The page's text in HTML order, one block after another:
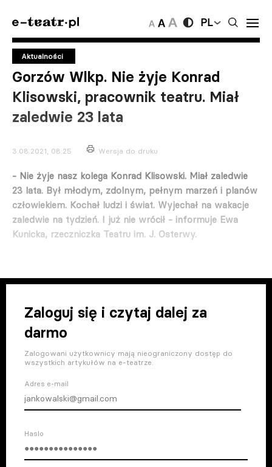
PL
Aktualności
Gorzów Wlkp. Nie żyje Konrad
Klisowski, pracownik teatru. Miał
zaledwie 23 lata
3.08.2021, 08:25 Wersja do druku
- Nie żyje nasz kolega Konrad Klisowski. Miał zaledwie
23 lata. Był młodym, zdolnym, pełnym marzeń i planów
człowiekiem. Kochał ludzi i świat. Wyjechał na wakacje
zaledwie na tydzień. I już nie wrócił - informuje Ewa
Kunicka, rzeczniczka Teatru im. J. Osterwy.
Zaloguj się i czytaj dalej za
darmo
Zalogowani użytkownicy mają nieograniczony dostęp do
wszystkich artykułów na e-teatrze.
Adres e-mail
Haslo